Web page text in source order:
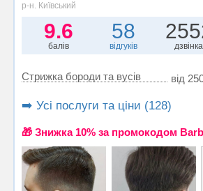
р-н. Київський
9.6
балів
58
відгуків дзвінка
Стрижка бороди та вусів від
➡️ Усі послуги та ціни (128)
🎁 Знижка 10% за промокодом Barb